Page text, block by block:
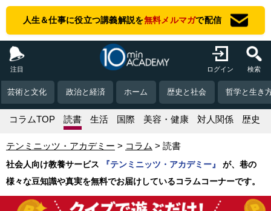
人生＆仕事に役立つ講義解説を無料メルマガで配信
注目 ログイン 検索
芸術と文化 政治と経済 ホーム 歴史と社会 哲学と生き
コラムTOP 読書 生活 国際 美容・健康 対人関係 歴史
テンミニッツ・アカデミー コラム 読書
社会人向け教養サービス 『テンミニッツ・アカデミー』
が、巷の
様々な豆知識や真実を無料でお届けしているコラムコーナーです。